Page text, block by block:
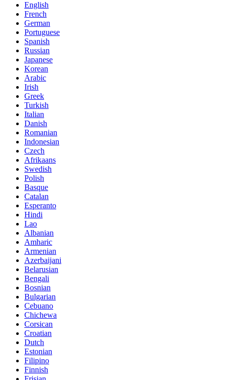
English
French
German
Portuguese
Spanish
Russian
Japanese
Korean
Arabic
Irish
Greek
Turkish
Italian
Danish
Romanian
Indonesian
Czech
Afrikaans
Swedish
Polish
Basque
Catalan
Esperanto
Hindi
Lao
Albanian
Amharic
Armenian
Azerbaijani
Belarusian
Bengali
Bosnian
Bulgarian
Cebuano
Chichewa
Corsican
Croatian
Dutch
Estonian
Filipino
Finnish